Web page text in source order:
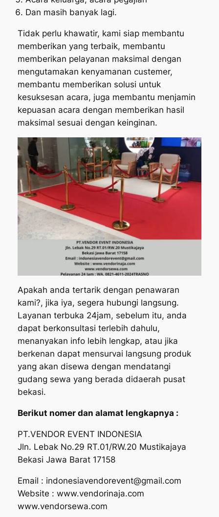
Dan masih banyak lagi.
Tidak perlu khawatir, kami siap membantu
memberikan yang terbaik, membantu
memberikan pelayanan maksimal dengan
mengutamakan kenyamanan custemer,
membantu memberikan solusi untuk
kesuksesan acara, juga membantu menjamin
kepuasan acara dengan memberikan hasil
maksimal sesuai dengan keinginan.
Apakah anda tertarik dengan penawaran
kami?, jika iya, segera hubungi langsung.
Layanan terbuka 24jam, sebelum itu, anda
dapat berkonsultasi terlebih dahulu,
menanyakan info lebih lengkap, atau jika
berkenan dapat mensurvai langsung produk
yang akan disewa dengan mendatangi
gudang sewa yang berada didaerah pusat
bekasi.
Berikut nomer dan alamat lengkapnya :
PT.VENDOR EVENT INDONESIA
Jln. Lebak No.29 RT.01/RW.20 Mustikajaya
Bekasi Jawa Barat 17158
Email : indonesiavendorevent@gmail.com
Website : www.vendorinaja.com
www.vendorsewa.com